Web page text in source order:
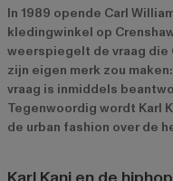
In 1989 opende Carl
kledingwinkel op
weerspiegelt de vraag
zijn eigen merk zou
vraag is inmiddels
Tegenwoordig wordt Karl
de urban fashion over de